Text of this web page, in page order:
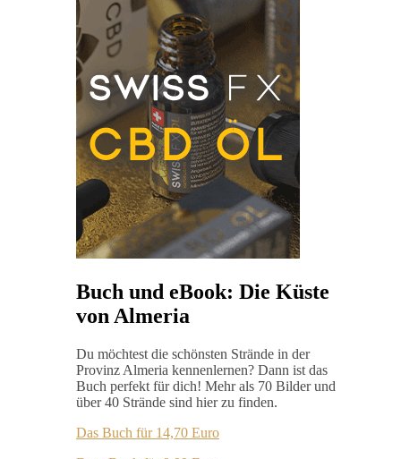
Buch und eBook: Die Küste
von Almeria
Du möchtest die schönsten Strände in der
Provinz Almeria kennenlernen? Dann ist das
Buch perfekt für dich! Mehr als 70 Bilder und
über 40 Strände sind hier zu finden.
Das Buch für 14,70 Euro